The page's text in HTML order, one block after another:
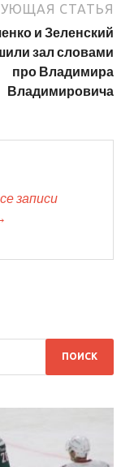
СТАТЬЯ
и Зеленский
зал словами
про Владимира
Владимировича
записи